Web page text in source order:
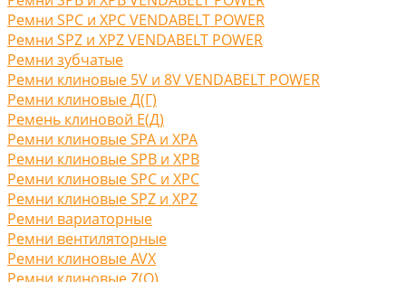
Ремни SPC и XPC VENDABELT POWER
Ремни SPZ и XPZ VENDABELT POWER
Ремни зубчатые
Ремни клиновые 5V и 8V VENDABELT POWER
Ремни клиновые Д(Г)
Ремень клиновой Е(Д)
Ремни клиновые SPA и XPA
Ремни клиновые SPB и XPB
Ремни клиновые SPC и XPC
Ремни клиновые SPZ и XPZ
Ремни вариаторные
Ремни вентиляторные
Ремни клиновые AVX